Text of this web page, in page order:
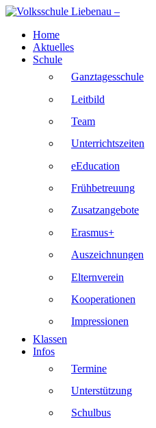
Skip
contentHome
Aktuelles
Schule
Ganztagesschule
Leitbild
Team
Unterrichtszeiten
eEducation
Frühbetreuung
Zusatzangebote
Erasmus+
Auszeichnungen
Elternverein
Kooperationen
Impressionen
Klassen
Infos
Termine
Unterstützung
Schulbus